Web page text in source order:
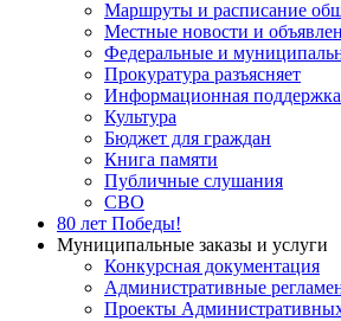
Маршруты и расписание
Местные новости и
Федеральные и
Прокуратура разъясняет
Информационная поддержка
Культура
Бюджет для граждан
Книга памяти
Публичные слушания
СВО
80 лет Победы!
Муниципальные заказы и услуги
Конкурсная документация
Административные
Проекты